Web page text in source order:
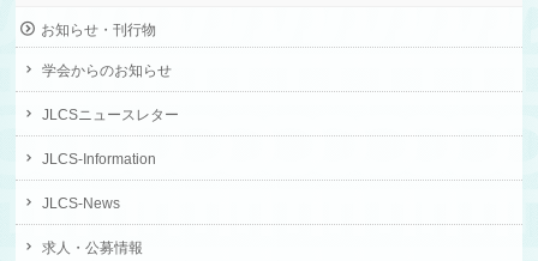
お知らせ・刊行物
学会からのお知らせ
JLCSニュースレター
JLCS-Information
JLCS-News
求人・公募情報